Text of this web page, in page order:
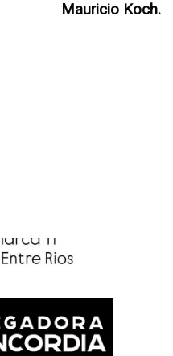
Mauricio Koch.